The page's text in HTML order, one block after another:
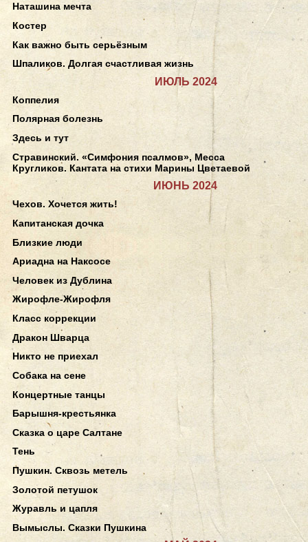
Наташина мечта
Костер
Как важно быть серьёзным
Шпаликов. Долгая счастливая жизнь
ИЮЛЬ 2024
Коппелия
Полярная болезнь
Здесь и тут
Стравинский. «Симфония псалмов», Месса
Кругликов. Кантата на стихи Марины Цветаевой
ИЮНЬ 2024
Чехов. Хочется жить!
Капитанская дочка
Близкие люди
Ариадна на Наксосе
Человек из Дублина
Жирофле-Жирофля
Класс коррекции
Дракон Шварца
Никто не приехал
Собака на сене
Концертные танцы
Барышня-крестьянка
Сказка о царе Салтане
Тень
Пушкин. Сквозь метель
Золотой петушок
Журавль и цапля
Вымыслы. Сказки Пушкина